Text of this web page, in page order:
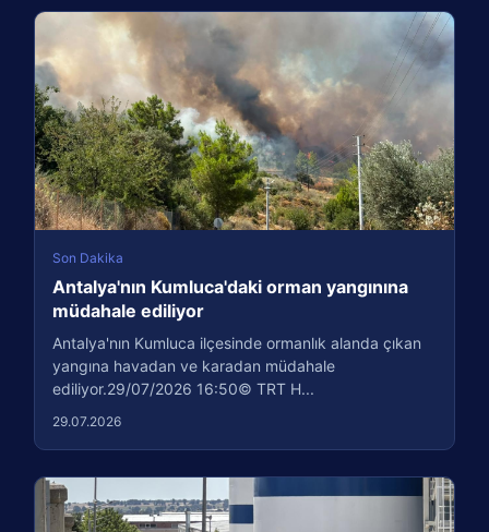
Son Dakika
Antalya'nın Kumluca'daki orman yangınına
müdahale ediliyor
Antalya'nın Kumluca ilçesinde ormanlık alanda çıkan
yangına havadan ve karadan müdahale
ediliyor.29/07/2026 16:50© TRT H...
29.07.2026